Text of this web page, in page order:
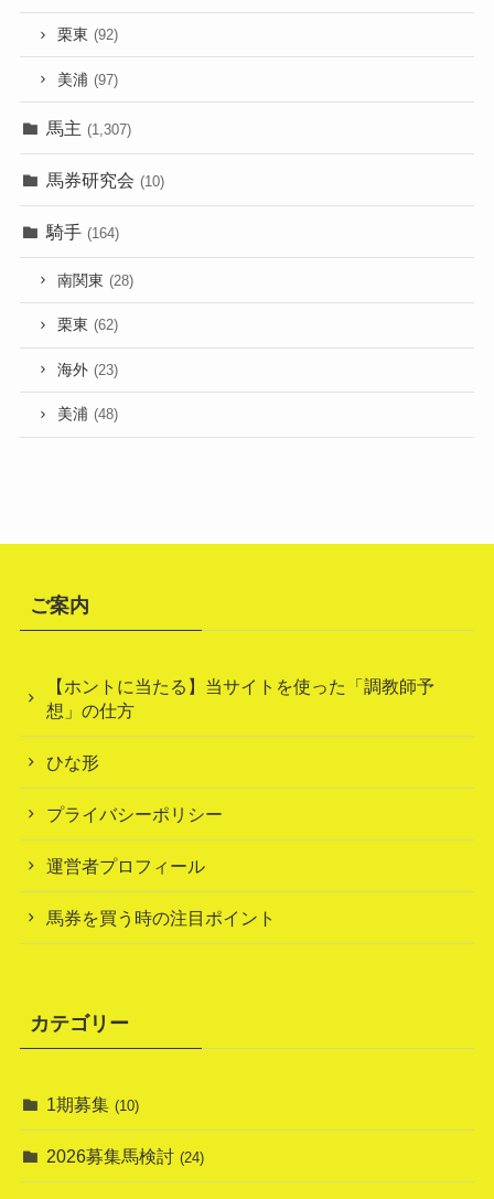
栗東 (92)
美浦 (97)
馬主 (1,307)
馬券研究会 (10)
騎手 (164)
南関東 (28)
栗東 (62)
海外 (23)
美浦 (48)
ご案内
【ホントに当たる】当サイトを使った「調教師予
想」の仕方
ひな形
プライバシーポリシー
運営者プロフィール
馬券を買う時の注目ポイント
カテゴリー
1期募集 (10)
2026募集馬検討 (24)